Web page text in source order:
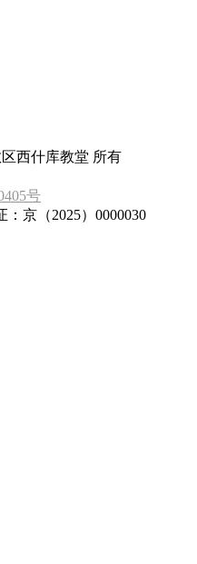
西什库教堂 所有
号
京（2025）0000030